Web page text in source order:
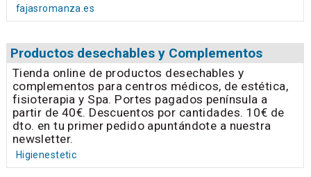
fajasromanza.es
Productos desechables y Complementos
Tienda online de productos desechables y
complementos para centros médicos, de estética,
fisioterapia y Spa. Portes pagados península a
partir de 40€. Descuentos por cantidades. 10€ de
dto. en tu primer pedido apuntándote a nuestra
newsletter.
Higienestetic